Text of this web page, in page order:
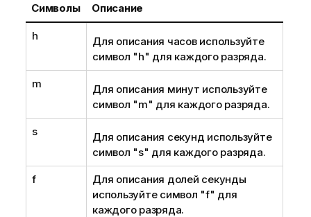
Символы Описание
h
Для описания часов используйте
символ "h" для каждого разряда.
m
Для описания минут используйте
символ "m" для каждого разряда.
s
Для описания секунд используйте
символ "s" для каждого разряда.
f
Для описания долей секунды
используйте символ "f" для
каждого разряда.